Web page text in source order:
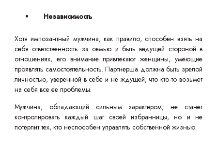
Независимость
Хотя импозантный мужчина, как правило, способен взять на
себя ответственность за семью и быть ведущей стороной в
отношениях, его внимание привлекают женщины, умеющие
проявлять самостоятельность. Партнерша должна быть зрелой
личностью, уверенной в себе и не ждущей, что кто-то возьмет
на себя все ее проблемы.
Мужчина, обладающий сильным характером, не станет
контролировать каждый шаг своей избранницы, но и не
потерпит тех, кто неспособен управлять собственной жизнью.